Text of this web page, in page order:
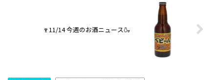
🍷11/14 今週のお酒ニュース🍶